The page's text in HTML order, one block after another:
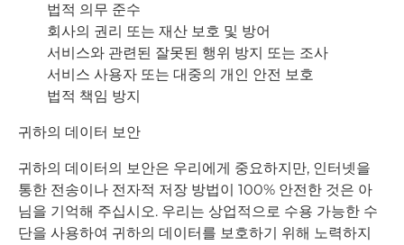
법적 의무 준수
회사의 권리 또는 재산 보호 및 방어
서비스와 관련된 잘못된 행위 방지 또는 조사
서비스 사용자 또는 대중의 개인 안전 보호
법적 책임 방지
귀하의 데이터 보안
귀하의 데이터의 보안은 우리에게 중요하지만, 인터넷을
통한 전송이나 전자적 저장 방법이 100% 안전한 것은 아
님을 기억해 주십시오. 우리는 상업적으로 수용 가능한 수
단을 사용하여 귀하의 데이터를 보호하기 위해 노력하지